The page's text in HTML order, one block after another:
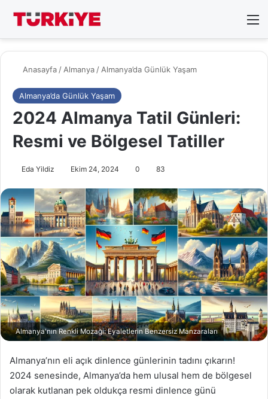
Anasayfa / Almanya / Almanya’da Günlük Yaşam
Almanya’da Günlük Yaşam
2024 Almanya Tatil Günleri:
Resmi ve Bölgesel Tatiller
Eda Yildiz Ekim 24, 2024 0 83
Almanya'nın Renkli Mozaği: Eyaletlerin Benzersiz Manzaraları
Almanya’nın eli açık dinlence günlerinin tadını çıkarın!
2024 senesinde, Almanya’da hem ulusal hem de bölgesel
olarak kutlanan pek oldukça resmi dinlence günü